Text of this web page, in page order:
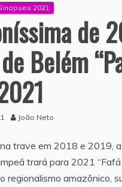
2021
de
Belém
João Neto
trave em 2018 e 2019,
trará para 2021 “Fafá
regionalismo amazônico,